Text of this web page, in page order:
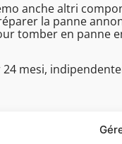
anche altri
la panne
tomber en panne
mesi,
di lavorazione,